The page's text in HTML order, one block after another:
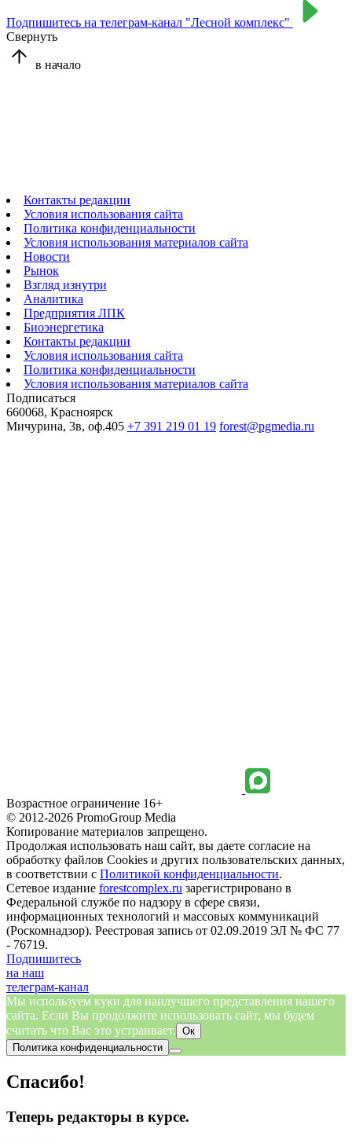
Подпишитесь на телеграм-канал "Лесной комплекс"
Свернуть
в начало
Контакты редакции
Условия использования сайта
Политика конфиденциальности
Условия использования материалов сайта
Новости
Рынок
Взгляд изнутри
Аналитика
Предприятия ЛПК
Биоэнергетика
Контакты редакции
Условия использования сайта
Политика конфиденциальности
Условия использования материалов сайта
Подписаться
660068, Красноярск
Мичурина, 3в, оф.405 +7 391 219 01 19 forest@pgmedia.ru
Возрастное ограничение 16+
© 2012-2026 PromoGroup Media
Копирование материалов запрещено.
Продолжая использовать наш сайт, вы даете согласие на
обработку файлов Cookies и других пользовательских данных,
в соответствии с Политикой конфиденциальности.
Сетевое издание forestcomplex.ru зарегистрировано в
Федеральной службе по надзору в сфере связи,
информационных технологий и массовых коммуникаций
(Роскомнадзор). Реестровая запись от 02.09.2019 ЭЛ № ФС 77
- 76719.
Подпишитесь
на наш
телеграм-канал
Мы используем куки для наилучшего представления нашего
сайта. Если Вы продолжите использовать сайт, мы будем
считать что Вас это устраивает. Ок
Политика конфиденциальности
Спасибо!
Теперь редакторы в курсе.